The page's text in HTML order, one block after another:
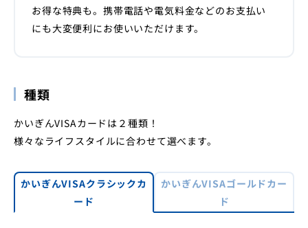
お得な特典も。携帯電話や電気料金などのお支払い
にも大変便利にお使いいただけます。
種類
かいぎんVISAカードは２種類！
様々なライフスタイルに合わせて選べます。
かいぎんVISAクラシックカ
ード
かいぎんVISAゴールドカー
ド